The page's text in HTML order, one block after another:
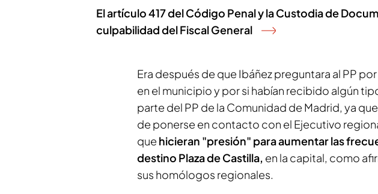
El artículo 417 del Código Penal y la Custodia de
culpabilidad del Fiscal General
Era después de que Ibáñez preguntara al PP
en el municipio y por si habían recibido algún
parte del PP de la Comunidad de Madrid, ya
de ponerse en contacto con el Ejecutivo
que hicieran "presión" para aumentar las
destino Plaza de Castilla, en la capital, como
sus homólogos regionales.